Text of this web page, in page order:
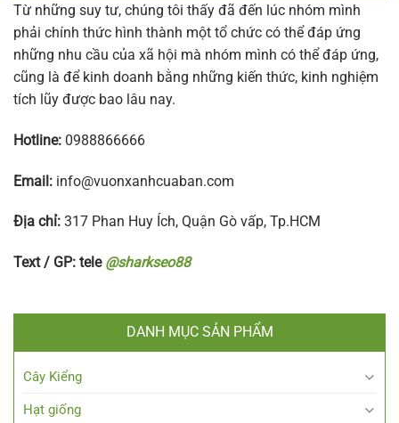
Từ những suy tư, chúng tôi thấy đã đến lúc nhóm mình
phải chính thức hình thành một tổ chức có thể đáp ứng
những nhu cầu của xã hội mà nhóm mình có thể đáp ứng,
cũng là để kinh doanh bằng những kiến thức, kinh nghiệm
tích lũy được bao lâu nay.
Hotline: 0988866666
Email: info@vuonxanhcuaban.com
Địa chỉ: 317 Phan Huy Ích, Quận Gò vấp, Tp.HCM
Text / GP: tele @sharkseo88
DANH MỤC SẢN PHẨM
Cây Kiểng
Hạt giống